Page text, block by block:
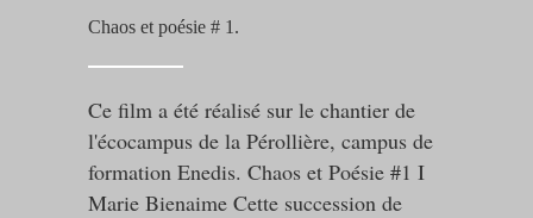
Chaos et poésie # 1.
Ce film a été réalisé sur le chantier de
l'écocampus de la Pérollière, campus de
formation Enedis. Chaos et Poésie #1 I
Marie Bienaime Cette succession de